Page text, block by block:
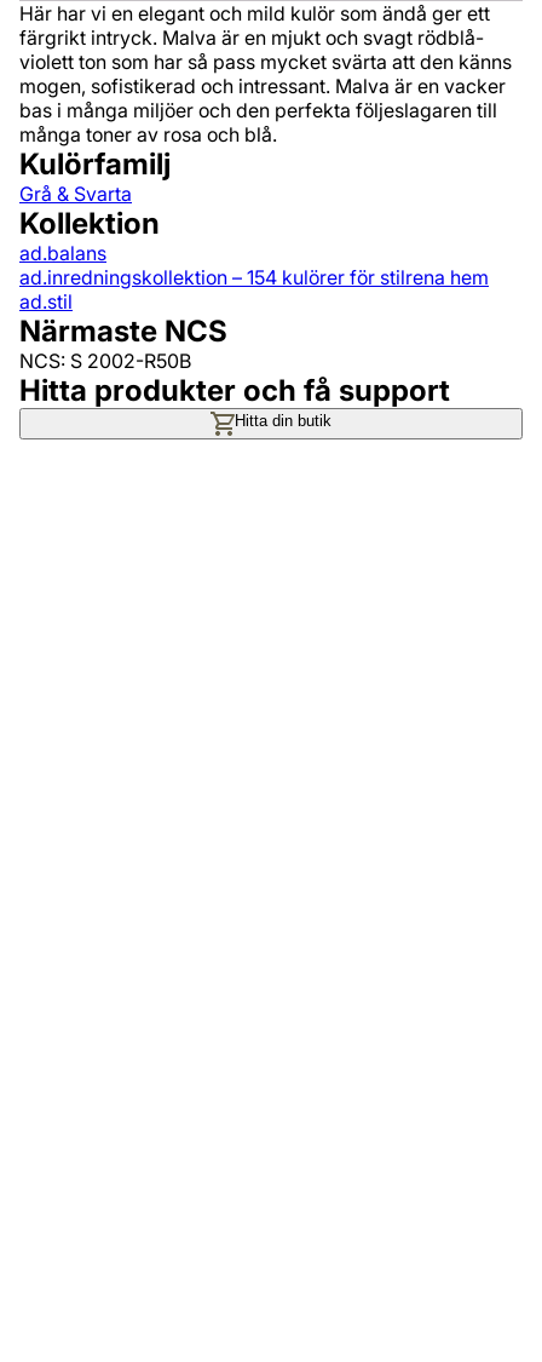
Här har vi en elegant och mild kulör som ändå ger ett
färgrikt intryck. Malva är en mjukt och svagt rödblå-
violett ton som har så pass mycket svärta att den känns
mogen, sofistikerad och intressant. Malva är en vacker
bas i många miljöer och den perfekta följeslagaren till
många toner av rosa och blå.
Kulörfamilj
Grå & Svarta
Kollektion
ad.balans
ad.inredningskollektion – 154 kulörer för stilrena hem
ad.stil
Närmaste NCS
NCS: S 2002-R50B
Hitta produkter och få support
Hitta din butik